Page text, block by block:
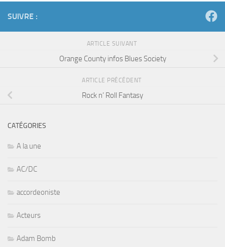
SUIVRE :
ARTICLE SUIVANT
Orange County infos Blues Society
ARTICLE PRÉCÉDENT
Rock n’ Roll Fantasy
CATÉGORIES
A la une
AC/DC
accordeoniste
Acteurs
Adam Bomb